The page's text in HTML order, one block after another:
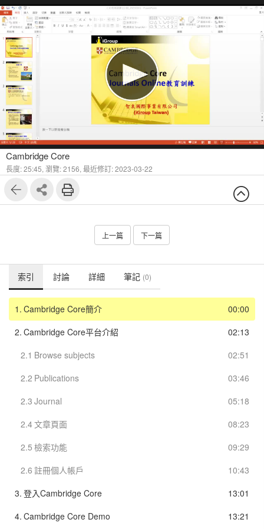
1 13
Cambridge Core
長度: 25:45, 瀏覽: 2156, 最近修訂: 2023-03-22
上一篇 下一篇
索引 討論 詳細 筆記 (0)
00:00
1. Cambridge Core簡介
02:13
2. Cambridge Core平台介紹
02:51
2.1 Browse subjects
03:46
2.2 Publications
05:18
2.3 Journal
08:23
2.4文章頁面
09:29
2.5 檢索功能
10:43
2.6 註冊個人帳戶
13:01
3. 登入Cambridge Core
13:21
4. Cambridge Core Demo